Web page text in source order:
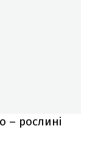
– рослині